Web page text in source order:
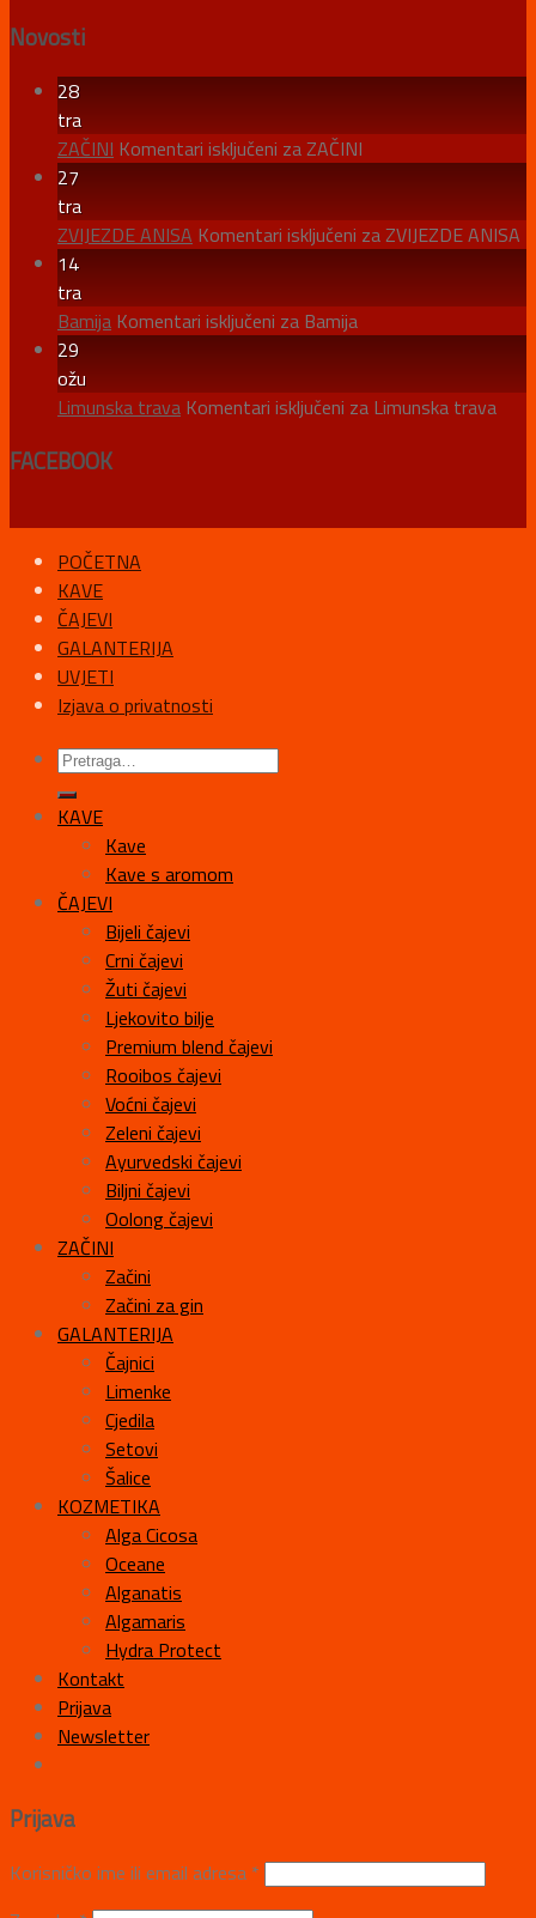
Novosti
28
tra
ZAČINI Komentari isključeni za ZAČINI
27
tra
ZVIJEZDE ANISA Komentari isključeni za ZVIJEZDE ANISA
14
tra
Bamija Komentari isključeni za Bamija
29
ožu
Limunska trava Komentari isključeni za Limunska trava
FACEBOOK
POČETNA
KAVE
ČAJEVI
GALANTERIJA
UVJETI
Izjava o privatnosti
KAVE
Kave
Kave s aromom
ČAJEVI
Bijeli čajevi
Crni čajevi
Žuti čajevi
Ljekovito bilje
Premium blend čajevi
Rooibos čajevi
Voćni čajevi
Zeleni čajevi
Ayurvedski čajevi
Biljni čajevi
Oolong čajevi
ZAČINI
Začini
Začini za gin
GALANTERIJA
Čajnici
Limenke
Cjedila
Setovi
Šalice
KOZMETIKA
Alga Cicosa
Oceane
Alganatis
Algamaris
Hydra Protect
Kontakt
Prijava
Newsletter
Prijava
Korisničko ime ili email adresa *